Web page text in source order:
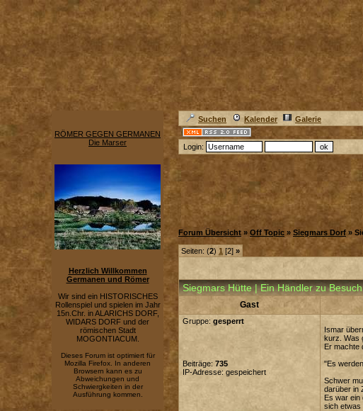
RÖMER GEGEN GERMANEN
Die Marser
Herzlich Willkommen
Germanen und Römer
Wir sind ein HISTORISCHES
Rollenspiel und spielen im Jahr
15n.Chr. in ALARICHS DORF,
WIDARS DORF und der
römischen Stadt
MOGONTIACUM.
Dieses Forum ist optimiert für
Mozilla Firefox. In anderen
Browsern kann es zu
Abweichungen und
Schwiergkeiten in der
Ausführung kommen.
Suchen Kalender Galerie
Login:
Forum Übersicht » Off Topic » Siegmars Dorf »
Seiten: (2) 1 [2] »
Siegmars Hütte | Ein Händler zu Besuch
Gast
Gruppe: gesperrt
Beiträge: 735
IP-Adresse: gespeichert
Ismar
kurz. Was
Er machte
"Es
Schwer
darüber in
Es war ein
sich etwas